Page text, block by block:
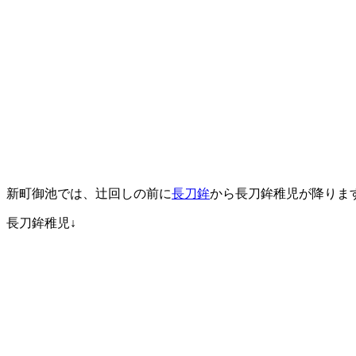
新町御池では、辻回しの前に長刀鉾から長刀鉾稚児が降りま
長刀鉾稚児↓